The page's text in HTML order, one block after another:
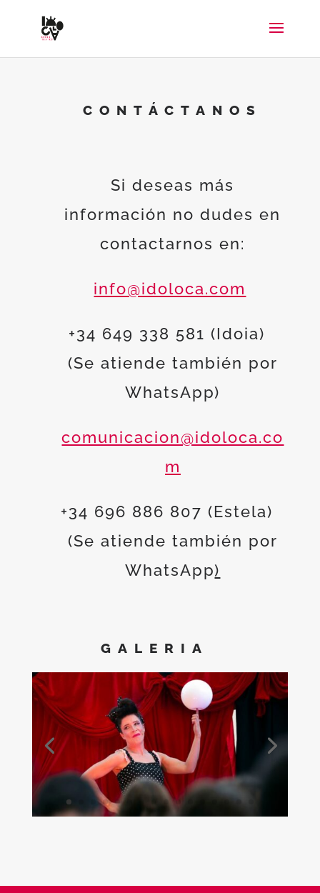
CONTÁCTANOS
Si deseas más
información no dudes en
contactarnos en:
info@idoloca.com
+34 649 338 581 (Idoia)
(Se atiende también por
WhatsApp)
comunicacion@idoloca.co
m
+34 696 886 807 (Estela)
(Se atiende también por
WhatsApp)
GALERIA